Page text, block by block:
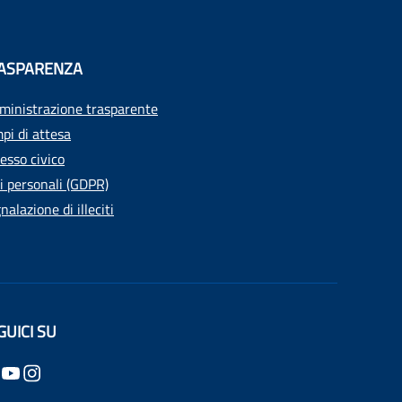
trasparente
di attesa
civico
personali (GDPR)
di illeciti
SU